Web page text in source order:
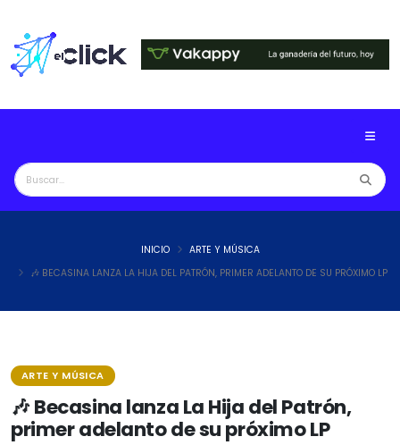
INICIO
ARTE Y MÚSICA
🎶 BECASINA LANZA LA HIJA DEL PATRÓN, PRIMER ADELANTO DE SU PRÓXIMO LP
ARTE Y MÚSICA
🎶 Becasina lanza La Hija del Patrón,
primer adelanto de su próximo LP